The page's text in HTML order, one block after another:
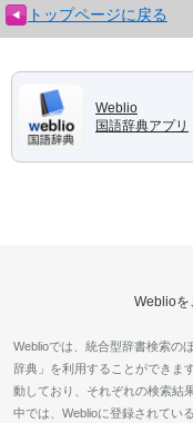
トップページに戻る
Weblio
国語辞典アプリ
Weblioを
Weblioでは、統合型辞書検索の
辞典」を利用することができま
動しており、それぞれの検索結
中では、Weblioに登録されてい